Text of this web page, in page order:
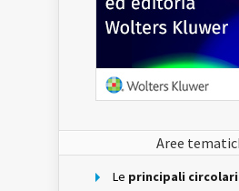
Aree
Le principali circolari